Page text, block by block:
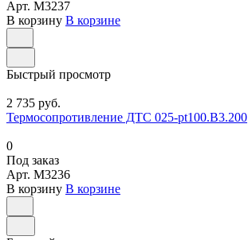
Арт. M3237
В корзину В корзине
Быстрый просмотр
2 735 руб.
Термосопротивление ДТС 025-pt100.В3.200
0
Под заказ
Арт. M3236
В корзину В корзине